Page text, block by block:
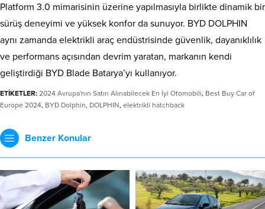
Platform 3.0 mimarisinin üzerine yapılmasıyla birlikte dinamik bir
sürüş deneyimi ve yüksek konfor da sunuyor. BYD DOLPHIN
aynı zamanda elektrikli araç endüstrisinde güvenlik, dayanıklılık
ve performans açısından devrim yaratan, markanın kendi
geliştirdiği BYD Blade Batarya’yı kullanıyor.
ETİKETLER: 2024 Avrupa'nın Satın Alınabilecek En İyi Otomobili, Best Buy Car of
Europe 2024, BYD Dolphin, DOLPHIN, elektrikli hatchback
Benzer Konular